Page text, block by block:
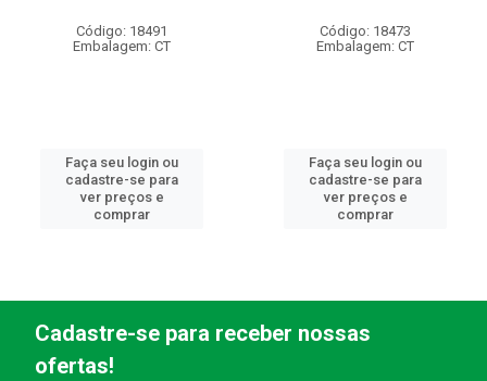
Código: 18491
Embalagem: CT
Faça seu login ou
cadastre-se para
ver preços e
comprar
Código: 18473
Embalagem: CT
Faça seu login ou
cadastre-se para
ver preços e
comprar
Cadastre-se para receber nossas
ofertas!